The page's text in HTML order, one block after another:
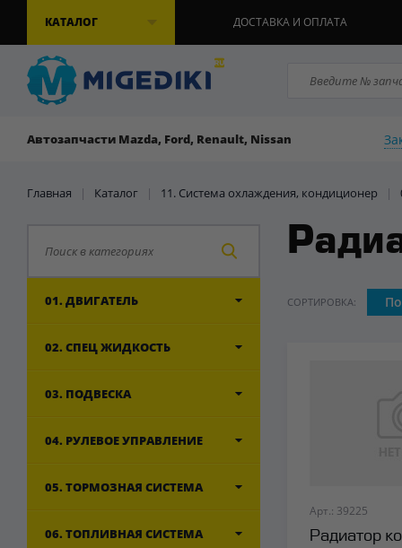
КАТАЛОГ ДОСТАВКА И ОПЛАТА
Автозапчасти Mazda, Ford, Renault, Nissan
Главная | Каталог | 11. Система охлаждения, кондиционер |
01. ДВИГАТЕЛЬ
02. СПЕЦ ЖИДКОСТЬ
03. ПОДВЕСКА
04. РУЛЕВОЕ УПРАВЛЕНИЕ
05. ТОРМОЗНАЯ СИСТЕМА
06. ТОПЛИВНАЯ СИСТЕМА
СОРТИРОВКА:
Арт.: 39225
Радиатор